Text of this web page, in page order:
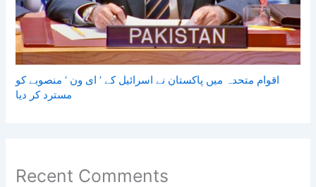
اقوام متحدہ میں پاکستان نے اسرائیل کے ’ ای ون ‘ منصوبے کو
مسترد کر دیا
Recent Comments